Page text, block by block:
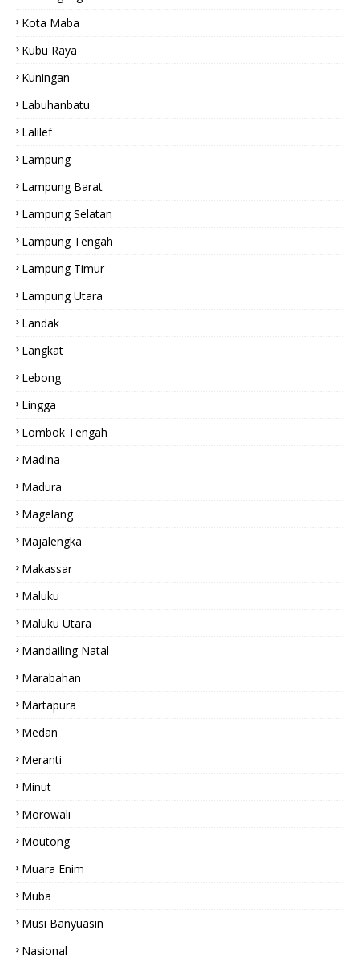
Kota Maba
Kubu Raya
Kuningan
Labuhanbatu
Lalilef
Lampung
Lampung Barat
Lampung Selatan
Lampung Tengah
Lampung Timur
Lampung Utara
Landak
Langkat
Lebong
Lingga
Lombok Tengah
Madina
Madura
Magelang
Majalengka
Makassar
Maluku
Maluku Utara
Mandailing Natal
Marabahan
Martapura
Medan
Meranti
Minut
Morowali
Moutong
Muara Enim
Muba
Musi Banyuasin
Nasional